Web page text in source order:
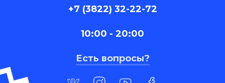
+7 (3822) 32-22-72
10:00 - 20:00
Есть вопросы?